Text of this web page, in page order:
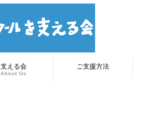
支える会
About Us
ご支援方法